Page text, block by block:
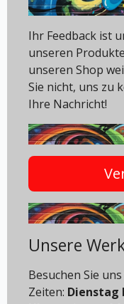
Ihr Feedback ist
unseren
unseren Shop
Sie nicht, uns zu
Ihre Nachricht!
Unsere
Besuchen Sie
Zeiten: Dienstag